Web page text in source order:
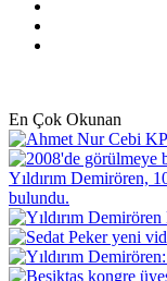
En Çok Okunan